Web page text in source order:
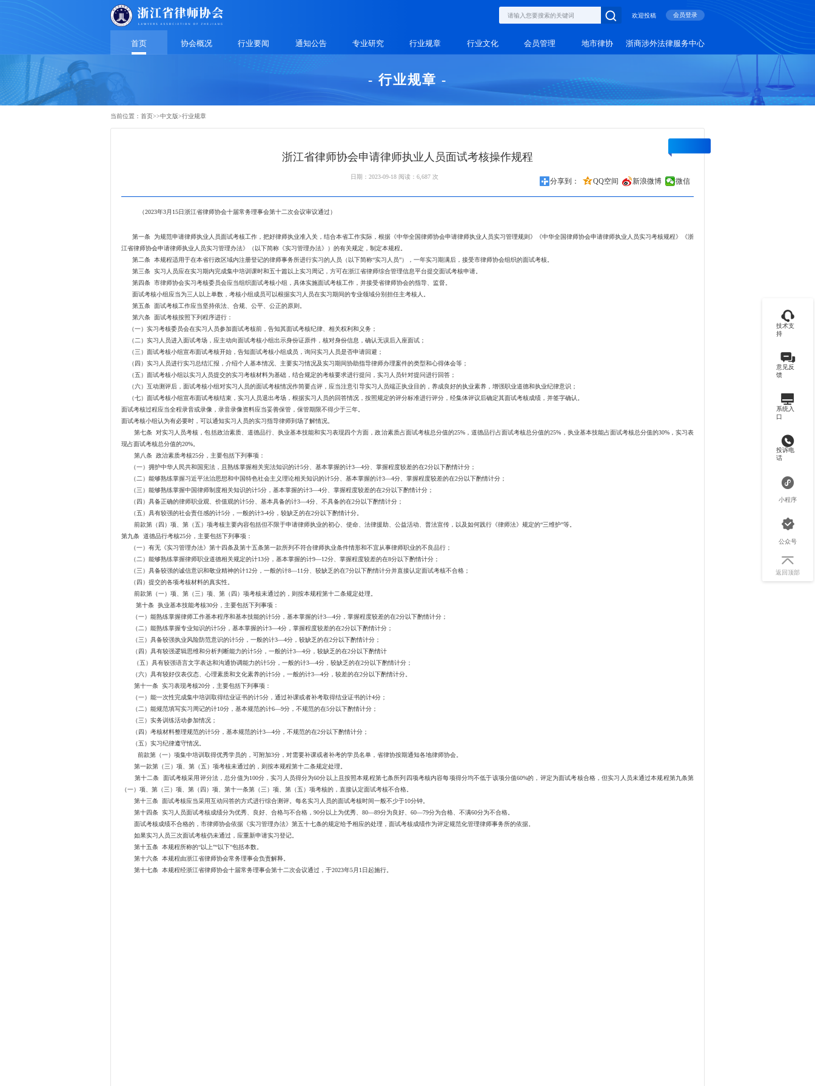
欢迎投稿 会员登录
首页 协会概况 行业要闻 通知公告 专业研究 行业规章 行业文化 会员管理 地市律协 浙商涉外法律服务中心
- 行业规章 -
当前位置： 首页>>中文版>行业规章
浙江省律师协会申请律师执业人员面试考核操作规程
日期：2023-09-18 阅读：6,687 次
分享到： QQ空间 新浪微博 微信
（2023年3月15日浙江省律师协会十届常务理事会第十二次会议审议通过）
第一条 为规范申请律师执业人员面试考核工作，把好律师执业准入关，结合本省工作实际，根据《中华全国律师协会申请律师执业人员实习管理规则》《中华全国律师协会申请律师执业人员实习考核规程》《浙
江省律师协会申请律师执业人员实习管理办法》（以下简称《实习管理办法》）的有关规定，制定本规程。
第二条 本规程适用于在本省行政区域内注册登记的律师事务所进行实习的人员（以下简称“实习人员”），一年实习期满后，接受市律师协会组织的面试考核。
第三条 实习人员应在实习期内完成集中培训课时和五十篇以上实习周记，方可在浙江省律师综合管理信息平台提交面试考核申请。
第四条 市律师协会实习考核委员会应当组织面试考核小组，具体实施面试考核工作，并接受省律师协会的指导、监督。
面试考核小组应当为三人以上单数，考核小组成员可以根据实习人员在实习期间的专业领域分别担任主考核人。
第五条 面试考核工作应当坚持依法、合规、公平、公正的原则。
第六条 面试考核按照下列程序进行：
（一）实习考核委员会在实习人员参加面试考核前，告知其面试考核纪律、相关权利和义务；
（二）实习人员进入面试考场，应主动向面试考核小组出示身份证原件，核对身份信息，确认无误后入座面试；
（三）面试考核小组宣布面试考核开始，告知面试考核小组成员，询问实习人员是否申请回避；
（四）实习人员进行实习总结汇报，介绍个人基本情况、主要实习情况及实习期间协助指导律师办理案件的类型和心得体会等；
（五）面试考核小组以实习人员提交的实习考核材料为基础，结合规定的考核要求进行提问，实习人员针对提问进行回答；
（六）互动测评后，面试考核小组对实习人员的面试考核情况作简要点评，应当注意引导实习人员端正执业目的，养成良好的执业素养，增强职业道德和执业纪律意识；
（七）面试考核小组宣布面试考核结束，实习人员退出考场，根据实习人员的回答情况，按照规定的评分标准进行评分，经集体评议后确定其面试考核成绩，并签字确认。
面试考核过程应当全程录音或录像，录音录像资料应当妥善保管，保管期限不得少于三年。
面试考核小组认为有必要时，可以通知实习人员的实习指导律师到场了解情况。
第七条 对实习人员考核，包括政治素质、道德品行、执业基本技能和实习表现四个方面，政治素质占面试考核总分值的25%，道德品行占面试考核总分值的25%，执业基本技能占面试考核总分值的30%，实习表
现占面试考核总分值的20%。
第八条 政治素质考核25分，主要包括下列事项：
（一）拥护中华人民共和国宪法，且熟练掌握相关宪法知识的计5分、基本掌握的计3—4分、掌握程度较差的在2分以下酌情计分；
（二）能够熟练掌握习近平法治思想和中国特色社会主义理论相关知识的计5分、基本掌握的计3—4分、掌握程度较差的在2分以下酌情计分；
（三）能够熟练掌握中国律师制度相关知识的计5分，基本掌握的计3—4分、掌握程度较差的在2分以下酌情计分；
（四）具备正确的律师职业观、价值观的计5分、基本具备的计3—4分、不具备的在2分以下酌情计分；
（五）具有较强的社会责任感的计5分，一般的计3-4分，较缺乏的在2分以下酌情计分。
前款第（四）项、第（五）项考核主要内容包括但不限于申请律师执业的初心、使命、法律援助、公益活动、普法宣传，以及如何践行《律师法》规定的“三维护”等。
第九条 道德品行考核25分，主要包括下列事项：
（一）有无《实习管理办法》第十四条及第十五条第一款所列不符合律师执业条件情形和不宜从事律师职业的不良品行；
（二）能够熟练掌握律师职业道德相关规定的计13分，基本掌握的计9—12分、掌握程度较差的在8分以下酌情计分；
（三）具备较强的诚信意识和敬业精神的计12分，一般的计8—11分、较缺乏的在7分以下酌情计分并直接认定面试考核不合格；
（四）提交的各项考核材料的真实性。
前款第（一）项、第（三）项、第（四）项考核未通过的，则按本规程第十二条规定处理。
第十条 执业基本技能考核30分，主要包括下列事项：
（一）能熟练掌握律师工作基本程序和基本技能的计5分，基本掌握的计3—4分，掌握程度较差的在2分以下酌情计分；
（二）能熟练掌握专业知识的计5分，基本掌握的计3—4分，掌握程度较差的在2分以下酌情计分；
（三）具备较强执业风险防范意识的计5分，一般的计3—4分，较缺乏的在2分以下酌情计分；
（四）具有较强逻辑思维和分析判断能力的计5分，一般的计3—4分，较缺乏的在2分以下酌情计
（五）具有较强语言文字表达和沟通协调能力的计5分，一般的计3—4分，较缺乏的在2分以下酌情计分；
（六）具有较好仪表仪态、心理素质和文化素养的计5分，一般的计3—4分，较差的在2分以下酌情计分。
第十一条 实习表现考核20分，主要包括下列事项：
（一）能一次性完成集中培训取得结业证书的计5分，通过补课或者补考取得结业证书的计4分；
（二）能规范填写实习周记的计10分，基本规范的计6—9分，不规范的在5分以下酌情计分；
（三）实务训练活动参加情况；
（四）考核材料整理规范的计5分，基本规范的计3—4分，不规范的在2分以下酌情计分；
（五）实习纪律遵守情况。
前款第（一）项集中培训取得优秀学员的，可附加3分，对需要补课或者补考的学员名单，省律协按期通知各地律师协会。
第一款第（三）项、第（五）项考核未通过的，则按本规程第十二条规定处理。
第十二条 面试考核采用评分法，总分值为100分，实习人员得分为60分以上且按照本规程第七条所列四项考核内容每项得分均不低于该项分值60%的，评定为面试考核合格，但实习人员未通过本规程第九条第
（一）项、第（三）项、第（四）项、第十一条第（三）项、第（五）项考核的，直接认定面试考核不合格。
第十三条 面试考核应当采用互动问答的方式进行综合测评。每名实习人员的面试考核时间一般不少于10分钟。
第十四条 实习人员面试考核成绩分为优秀、良好、合格与不合格，90分以上为优秀、80—89分为良好、60—79分为合格、不满60分为不合格。
面试考核成绩不合格的，市律师协会依据《实习管理办法》第五十七条的规定给予相应的处理，面试考核成绩作为评定规范化管理律师事务所的依据。
如果实习人员三次面试考核仍未通过，应重新申请实习登记。
第十五条 本规程所称的“以上”“以下”包括本数。
第十六条 本规程由浙江省律师协会常务理事会负责解释。
第十七条 本规程经浙江省律师协会十届常务理事会第十二次会议通过，于2023年5月1日起施行。
技术支
持
意见反
馈
系统入
口
投诉电
话
小程序
公众号
返回顶部